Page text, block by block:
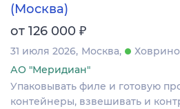
(Москва)
от 126 000 ₽
31 июля 2026 Москва
Ховрино
АО "Меридиан"
Упаковывать филе и готовую
контейнеры, взвешивать и